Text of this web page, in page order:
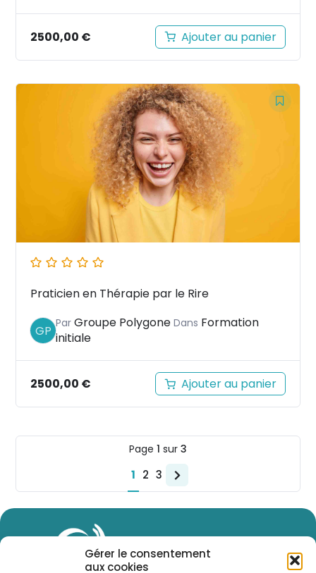
Gérer le consentement
aux cookies
2500,00 € Ajouter au panier
Praticien en Thérapie par le Rire
GP ParGroupe Polygone Dans Formation
initiale
2500,00 € Ajouter au panier
Page 1 sur 3
1 2 3